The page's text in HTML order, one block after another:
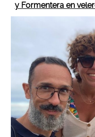
y Formentera en